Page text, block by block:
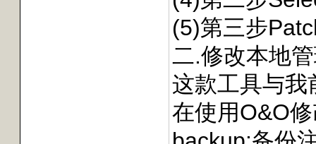
(5)第三步
二.修改本地
这款工具与
在使用O&O